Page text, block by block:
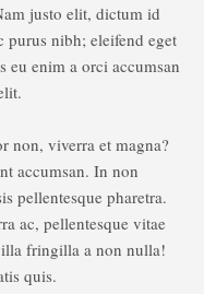
justo elit, dictum id
purus nibh; eleifend eget
eu enim a orci accumsan
non, viverra et magna?
accumsan. In non
pellentesque pharetra.
ac, pellentesque vitae
fringilla a non nulla!
quis.